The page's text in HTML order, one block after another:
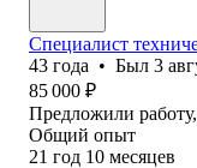
Специалист
43 года • Был 3
85 000 ₽
Предложили
Общий опыт
21 год 10 месяцев